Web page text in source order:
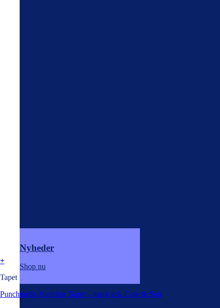
Nyheder
Shop nu
+
Tapet
Punchinello Harlekin Tapet – mørk grå. Cole & Son